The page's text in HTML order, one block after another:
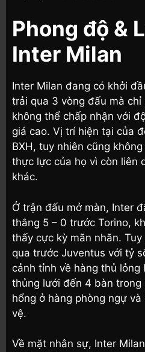
Phong độ &
Inter Milan
Inter Milan đang có khởi
trải qua 3 vòng đấu mà
không thể chấp nhận với
giá cao. Vị trí hiện tại của
BXH, tuy nhiên cũng
thực lực của họ vì còn liên
khác.
Ở trận đấu mở màn, Inter
thắng 5 – 0 trước Torino,
thấy cực kỳ mãn nhãn.
qua trước Juventus với tỷ
cảnh tỉnh về hàng thủ
thủng lưới đến 4 bàn trong
hổng ở hàng phòng ngự
vệ.
Về mặt nhân sự, Inter